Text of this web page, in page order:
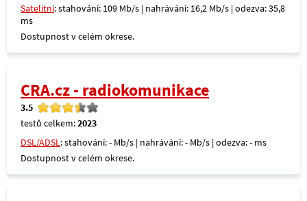
Satelitní: stahování: 109 Mb/s | nahrávání: 16,2 Mb/s | odezva: 35,8
ms
Dostupnost v celém okrese.
CRA.cz - radiokomunikace
3.5
testů celkem:2023
DSL/ADSL: stahování: - Mb/s | nahrávání: - Mb/s | odezva: - ms
Dostupnost v celém okrese.